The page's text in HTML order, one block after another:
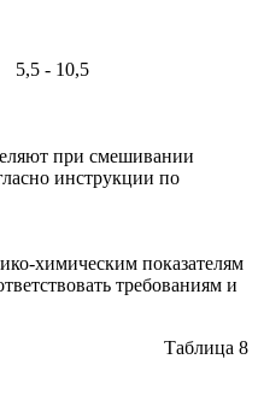
5,5 - 10,5
при смешивании
инструкции по
химическим показателям
требованиям и
Таблица 8